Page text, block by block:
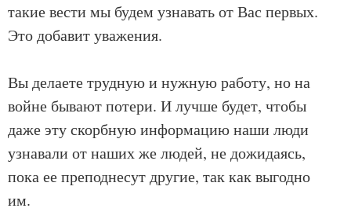
такие вести мы будем узнавать от Вас первых.
Это добавит уважения.
Вы делаете трудную и нужную работу, но на
войне бывают потери. И лучше будет, чтобы
даже эту скорбную информацию наши люди
узнавали от наших же людей, не дожидаясь,
пока ее преподнесут другие, так как выгодно
им.